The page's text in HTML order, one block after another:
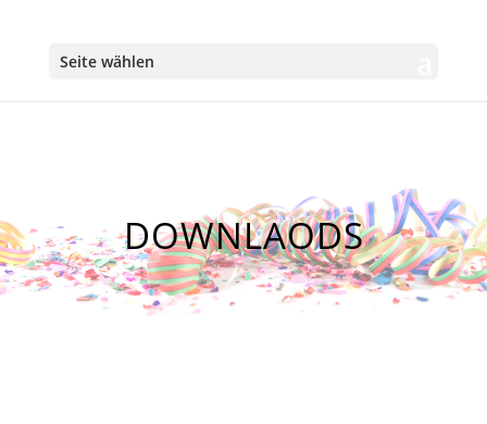
Seite wählen
DOWNLAODS